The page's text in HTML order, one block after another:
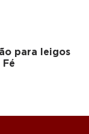
para leigos